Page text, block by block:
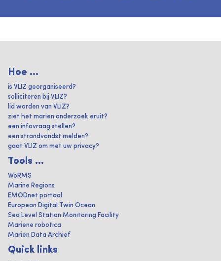
Hoe ...
is VLIZ georganiseerd?
solliciteren bij VLIZ?
lid worden van VLIZ?
ziet het marien onderzoek eruit?
een infovraag stellen?
een strandvondst melden?
gaat VLIZ om met uw privacy?
Tools ...
WoRMS
Marine Regions
EMODnet portaal
European Digital Twin Ocean
Sea Level Station Monitoring Facility
Mariene robotica
Marien Data Archief
Quick links